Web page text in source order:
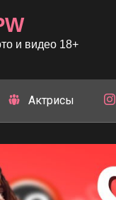
и видео 18+
Актрисы